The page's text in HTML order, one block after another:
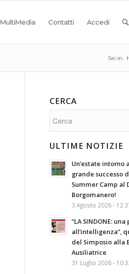
MultiMedia Contatti Accedi
Sei in:
CERCA
ULTIME NOTIZIE
Un’estate intorno
grande successo
Summer Camp al
Borgomanero!
3 Agosto 2026 -
“LA SINDONE:
all’intelligenza”,
del Simposio alla
Ausiliatrice
31 Luglio 2026 -